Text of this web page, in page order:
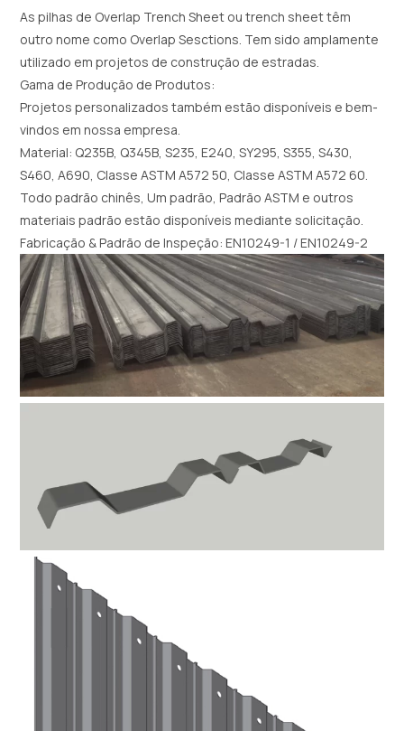
As pilhas de Overlap Trench Sheet ou trench sheet têm
outro nome como Overlap Sesctions. Tem sido amplamente
utilizado em projetos de construção de estradas.
Gama de Produção de Produtos:
Projetos personalizados também estão disponíveis e bem-
vindos em nossa empresa.
Material: Q235B, Q345B, S235, E240, SY295, S355, S430,
S460, A690, Classe ASTM A572 50, Classe ASTM A572 60.
Todo padrão chinês, Um padrão, Padrão ASTM e outros
materiais padrão estão disponíveis mediante solicitação.
Fabricação & Padrão de Inspeção: EN10249-1 / EN10249-2